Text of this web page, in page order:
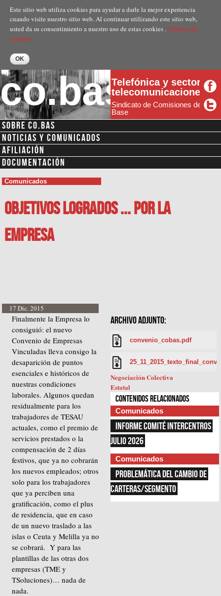
contenido
principal
Este sitio web utiliza cookies para ayudar a darle la mejor experiencia
cuando visite nuestro sitio web. Al continuar utilizando este sitio web,
usted da su consentimiento a nuestro uso de estas cookies .Politica de
cookies.
co.basTelefónica y sector
telecomunicaciones
Sindicato de Comisiones de
Base
SOBRE CO.BAS
NOTICIAS Y COMUNICADOS
AFILIACIÓN
DOCUMENTACIÓN
Comunicados
OBJETIVOS LOGRADOS ... POR LA
EMPRESA
17 Dic. 2015
Finalmente la Empresa lo
consiguió: el nuevo
Convenio de Empresas
Vinculadas lleva consigo la
desaparición de puntos
esenciales e históricos de
nuestras condiciones
laborales. Algunos quedan
residualmente para los
trabajadores de TESAU
actuales, como el premio de
servicios prestados o la
compensación de 2 días
festivos, que ya no cobrarán
los nuevos empleados; otros
solo para los trabajadores
que ya perciben una
gratificación, como el plus
de residencia, que en caso
de un nuevo traslado a las
islas o Ceuta y Melilla ya no
se cobrará. Y para las
plantillas de las otras dos
empresas (TME y
TSoluciones)… nada de
nada.
ARCHIVO ADJUNTO:
convenio_cobas.pdf
Negociación Colectiva
Estatal
Contenidos relacionados
Comunicados
INFORME COMITÉ INTERCENTROS
JULIO 2026
Comunicados
PROBLEMÁTICA DEL CAMBIO DE
CARTERAS/SEGMENTO